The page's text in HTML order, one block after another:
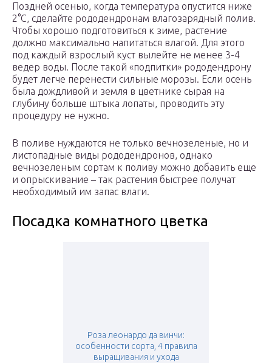
Поздней осенью, когда температура опустится ниже
2°С, сделайте рододендронам влагозарядный полив.
Чтобы хорошо подготовиться к зиме, растение
должно максимально напитаться влагой. Для этого
под каждый взрослый куст вылейте не менее 3-4
ведер воды. После такой «подпитки» рододендрону
будет легче перенести сильные морозы. Если осень
была дождливой и земля в цветнике сырая на
глубину больше штыка лопаты, проводить эту
процедуру не нужно.
В поливе нуждаются не только вечнозеленые, но и
листопадные виды рододендронов, однако
вечнозеленым сортам к поливу можно добавить еще
и опрыскивание – так растения быстрее получат
необходимый им запас влаги.
Посадка комнатного цветка
Роза леонардо да винчи:
особенности сорта, 4 правила
выращивания и ухода